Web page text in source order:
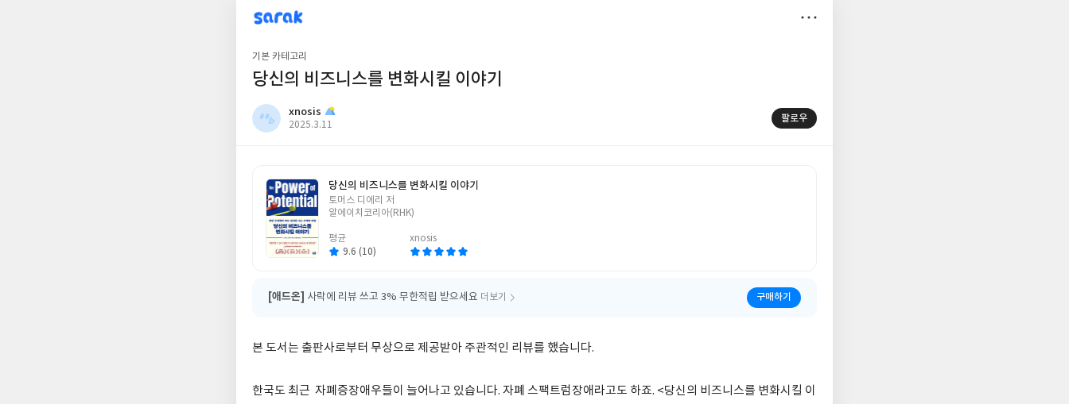
sarak
xnosis
기본 카테고리
당신의 비즈니스를 변화시킬 이야기
xnosis
작
2025.3.11
팔로우
당신의 비즈니스를 변화시킬 이야기
글
쓴
토머스 디에리 저
알에이치코리아(RHK)
평균
9.6 (10)
xnosis
[애드온] 사락에 리뷰 쓰고 3% 무한적립 받으세요 더보기 구매하기
본 도서는 출판사로부터 무상으로 제공받아 주관적인 리뷰를 했습니다.
한국도 최근 자폐증장애우들이 늘어나고 있습니다. 자폐 스팩트럼장애라고도 하죠. <당신의 비즈니스를 변화시킬 이